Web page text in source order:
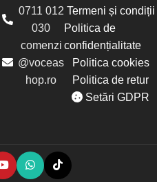
0711 012
030
comenzi
@voceas
hop.ro
Termeni și condiții
Politica de
confidențialitate
Politica cookies
Politica de retur
Setări GDPR